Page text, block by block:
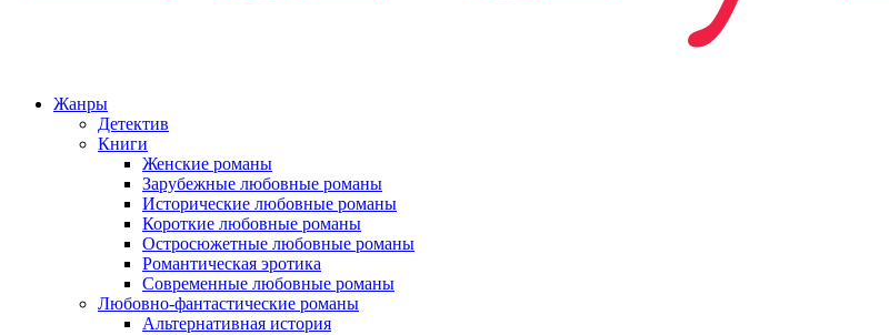
Жанры
Детектив
Книги
Женские романы
Зарубежные любовные романы
Исторические любовные романы
Короткие любовные романы
Остросюжетные любовные романы
Романтическая эротика
Современные любовные романы
Любовно-фантастические романы
Альтернативная история